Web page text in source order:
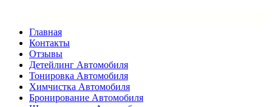
Главная
Контакты
Отзывы
Детейлинг Автомобиля
Тонировка Автомобиля
Химчистка Автомобиля
Бронирование Автомобиля